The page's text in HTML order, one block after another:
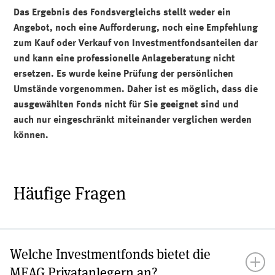
Das Ergebnis des Fondsvergleichs stellt weder ein
Angebot, noch eine Aufforderung, noch eine Empfehlung
zum Kauf oder Verkauf von Investmentfondsanteilen dar
und kann eine professionelle Anlageberatung nicht
ersetzen. Es wurde keine Prüfung der persönlichen
Umstände vorgenommen. Daher ist es möglich, dass die
ausgewählten Fonds nicht für Sie geeignet sind und
auch nur eingeschränkt miteinander verglichen werden
können.
Häufige Fragen
Welche Investmentfonds bietet die